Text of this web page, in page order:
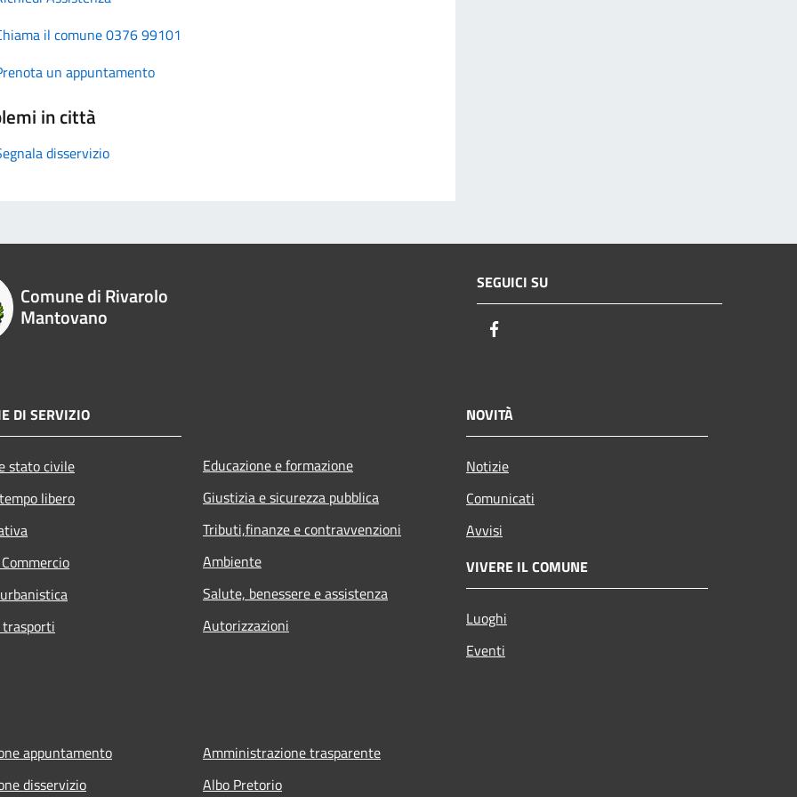
il comune 0376 99101
un appuntamento
in città
disservizio
Comune di Rivarolo
Mantovano
SEGUICI SU
DI SERVIZIO
stato civile
libero
Educazione e formazione
Giustizia e sicurezza pubblica
Tributi,finanze e contravvenzioni
Ambiente
Salute, benessere e assistenza
Autorizzazioni
NOVITÀ
Notizie
Comunicati
Avvisi
VIVERE IL COMUNE
Luoghi
Eventi
appuntamento
disservizio
Amministrazione trasparente
Albo Pretorio